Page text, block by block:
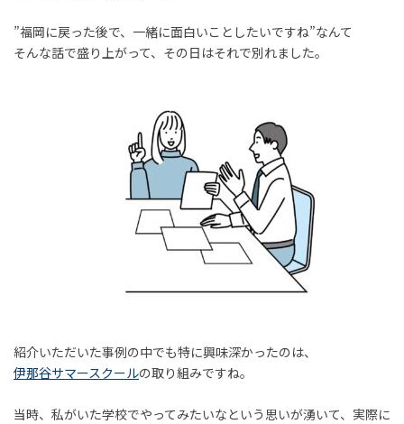
”福岡に戻った後で、一緒に面白いことしたいですね”なんて
そんな話で盛り上がって、その日はそれで別れました。
紹介いただいた事例の中でも特に興味深かったのは、
伊那谷サマースクールの取り組みですね。
当時、私がいた学校でやってみたいなという思いが湧いて、実際に